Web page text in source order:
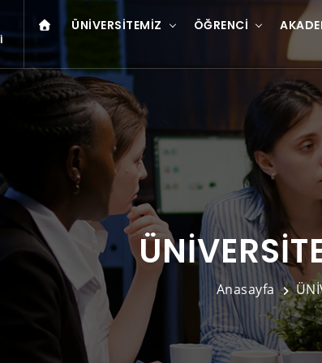
ÜNIVERSITEMIZ ÖĞRENCI
Anasayfa